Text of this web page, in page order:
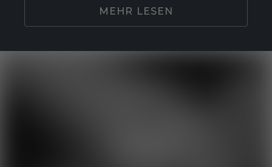
MEHR LESEN